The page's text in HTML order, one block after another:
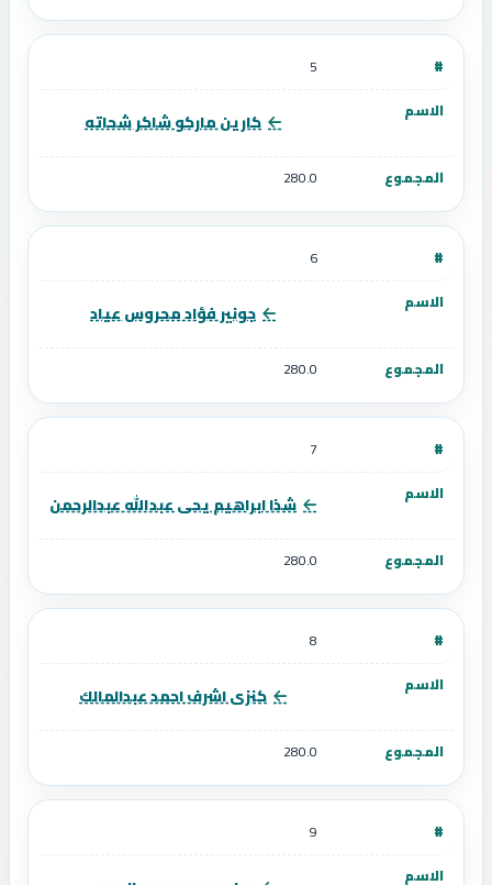
5
كارين ماركو شاكر شحاته
280.0
6
جونير فؤاد محروس عياد
280.0
7
شذا ابراهيم يحى عبدالله عبدالرحمن
280.0
8
كنزى اشرف احمد عبدالمالك
280.0
9